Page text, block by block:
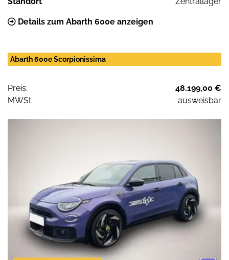
Details zum Abarth 600e anzeigen
Abarth 600e Scorpionissima
Preis:
48.199,00 €
MWSt:
ausweisbar